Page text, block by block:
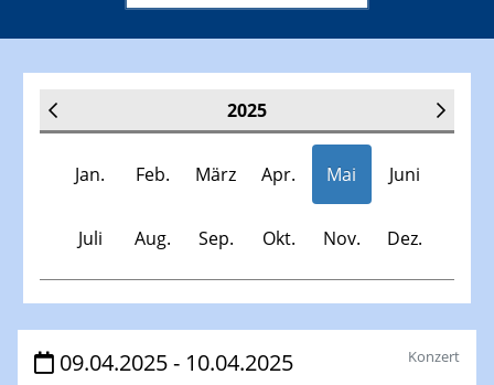
2025
Jan. Feb. März Apr. Mai Juni
Juli Aug. Sep. Okt. Nov. Dez.
Veranstaltungen
09.04.2025 - 10.04.2025 Konzert